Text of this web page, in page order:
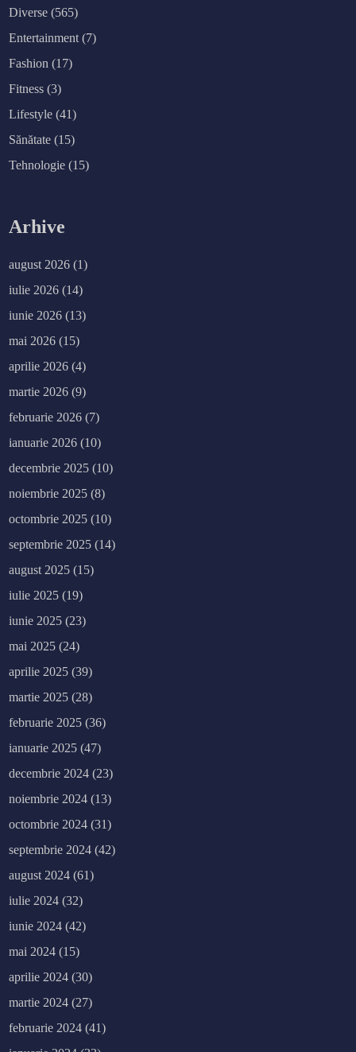
Diverse (565)
Entertainment (7)
Fashion (17)
Fitness (3)
Lifestyle (41)
Sănătate (15)
Tehnologie (15)
Arhive
august 2026 (1)
iulie 2026 (14)
iunie 2026 (13)
mai 2026 (15)
aprilie 2026 (4)
martie 2026 (9)
februarie 2026 (7)
ianuarie 2026 (10)
decembrie 2025 (10)
noiembrie 2025 (8)
octombrie 2025 (10)
septembrie 2025 (14)
august 2025 (15)
iulie 2025 (19)
iunie 2025 (23)
mai 2025 (24)
aprilie 2025 (39)
martie 2025 (28)
februarie 2025 (36)
ianuarie 2025 (47)
decembrie 2024 (23)
noiembrie 2024 (13)
octombrie 2024 (31)
septembrie 2024 (42)
august 2024 (61)
iulie 2024 (32)
iunie 2024 (42)
mai 2024 (15)
aprilie 2024 (30)
martie 2024 (27)
februarie 2024 (41)